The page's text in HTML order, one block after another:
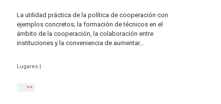
La utilidad práctica de la política de cooperación con
ejemplos concretos; la formación de técnicos en el
ámbito de la cooperación, la colaboración entre
instituciones y la conveniencia de aumentar…
Lugares |
>>